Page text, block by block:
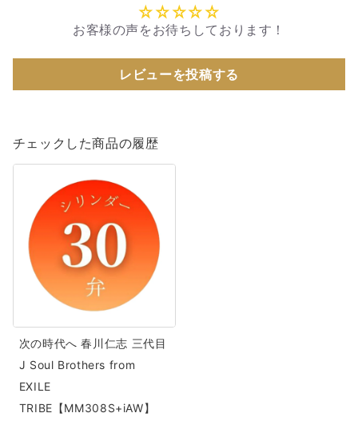
お客様の声をお待ちしております！
レビューを投稿する
チェックした商品の履歴
仁
志
三
代
目
次の時代へ 春川仁志 三代目
J Soul Brothers from
EXILE
TRIBE【MM308S+iAW】